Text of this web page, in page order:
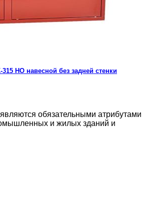
НО навесной без задней стенки
обязательными атрибутами
и жилых зданий и